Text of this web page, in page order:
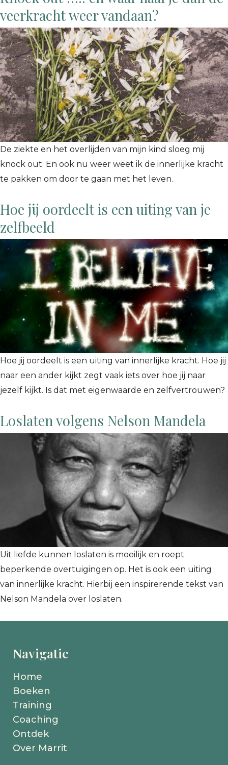
veerkracht weer vandaan?
De ziekte en het overlijden van mijn kind sloeg mij
knock out. En ook nu weer weet ik de innerlijke kracht
te pakken om door te gaan met het leven.
Hoe jij oordeelt is een uiting van je
zelfbeeld
Hoe jij oordeelt is een uiting van innerlijke kracht. Hoe jij
naar een ander kijkt zegt vaak iets over hoe jij naar
jezelf kijkt. Is dat met eigenwaarde en zelfvertrouwen?
Loslaten volgens Nelson Mandela
Uit liefde kunnen loslaten is moeilijk en roept
beperkende overtuigingen op. Het is ook een uiting
van innerlijke kracht. Hierbij een inspirerende tekst van
Nelson Mandela over loslaten.
Navigatie
Home
Boeken
Training
Coaching
Ontdek
Over Marrit